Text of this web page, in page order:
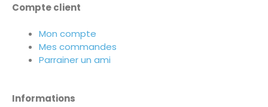
Compte client
Mon compte
Mes commandes
Parrainer un ami
Informations